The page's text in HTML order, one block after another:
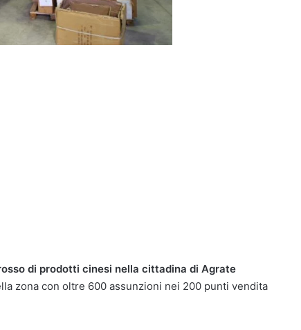
di prodotti cinesi nella cittadina di Agrate
zona con oltre 600 assunzioni nei 200 punti vendita